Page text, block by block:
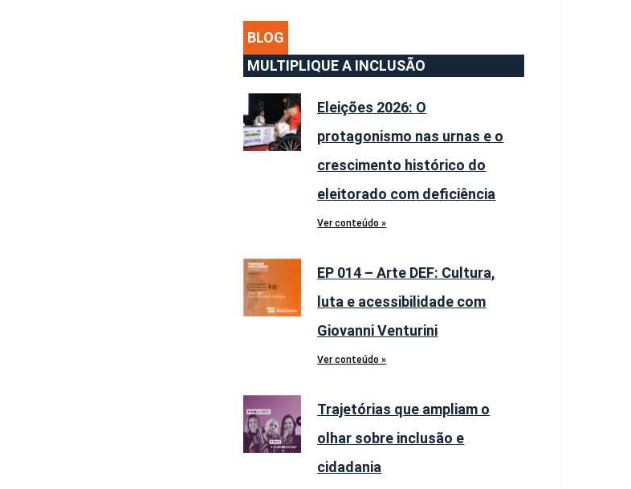
BLOG
MULTIPLIQUE A INCLUSÃO
Eleições 2026: O
protagonismo nas urnas e o
crescimento histórico do
eleitorado com deficiência
Ver conteúdo »
EP 014 – Arte DEF: Cultura,
luta e acessibilidade com
Giovanni Venturini
Ver conteúdo »
Trajetórias que ampliam o
olhar sobre inclusão e
cidadania